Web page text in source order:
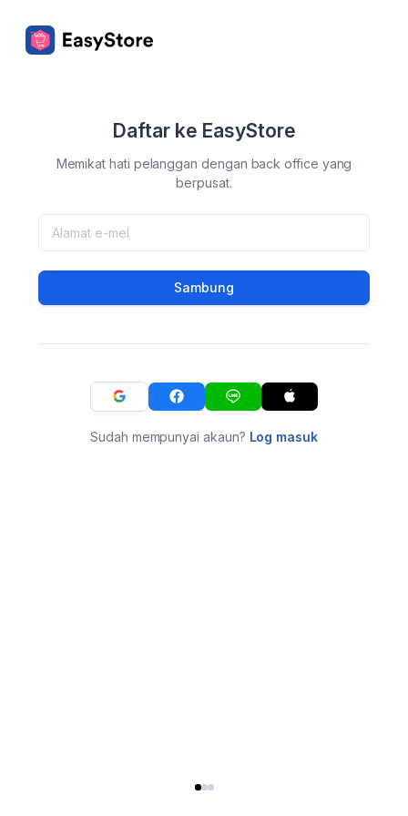
Daftar ke EasyStore
Memikat hati pelanggan dengan back office yang
berpusat.
Sambung
Sudah mempunyai akaun? Log masuk